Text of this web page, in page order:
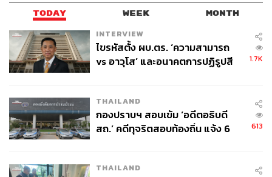
TODAY WEEK MONTH
INTERVIEW
ไขรหัสตั้ง ผบ.ตร. ‘ความสามารถ
vs อาวุโส’ และอนาคตการปฏิรูปสี
1.7K
THAILAND
กองปราบฯ สอบเข้ม ‘อดีตอธิบดี
สถ.’ คดีทุจริตสอบท้องถิ่น แจ้ง 6
613
THAILAND